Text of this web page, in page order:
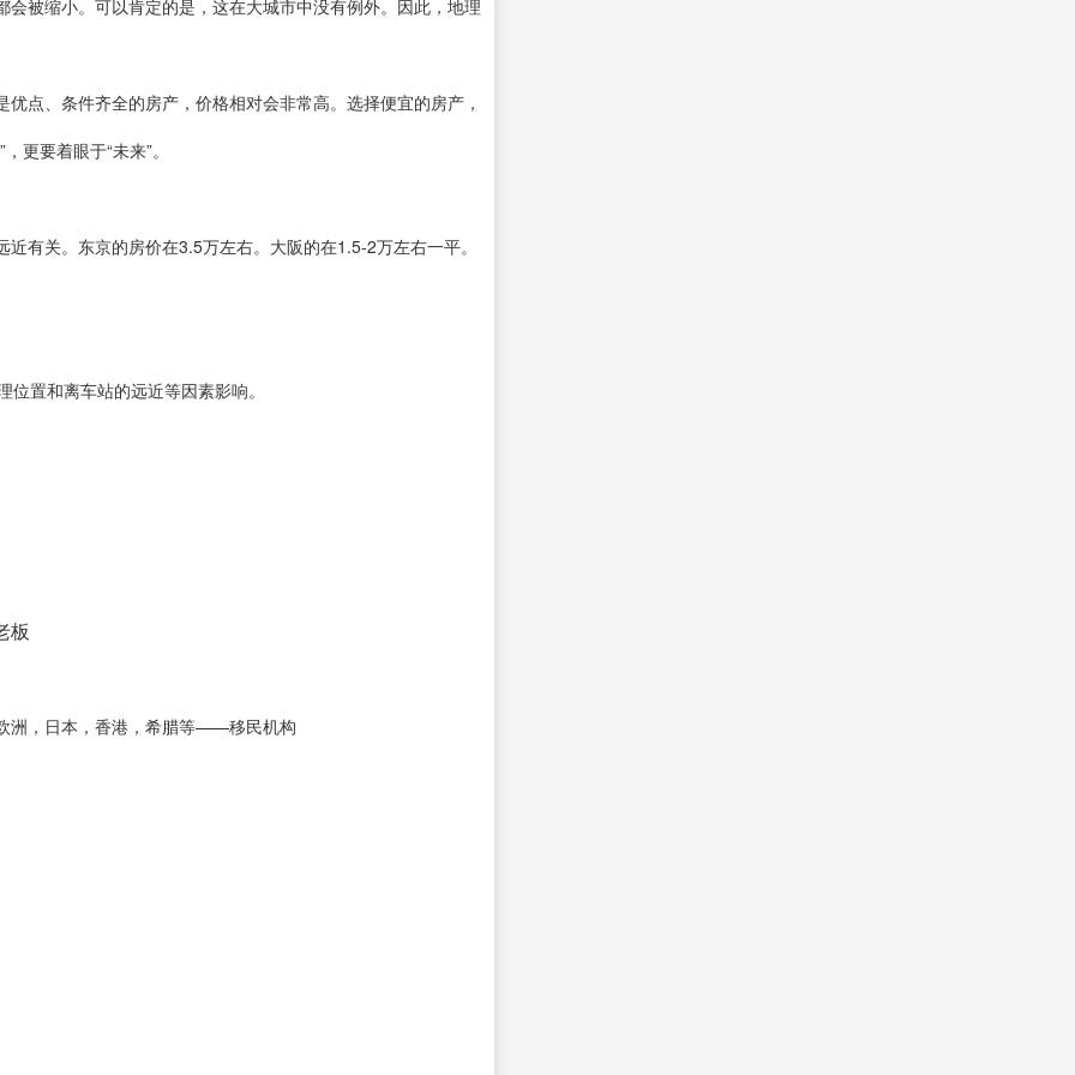
被缩小。可以肯定的是，这在大城市中没有例外。因此，地理
点、条件齐全的房产，价格相对会非常高。选择便宜的房产，
更要着眼于“未来”。
有关。东京的房价在3.5万左右。大阪的在1.5-2万左右一平。
置和离车站的远近等因素影响。
板
洲，日本，香港，希腊等——移民机构